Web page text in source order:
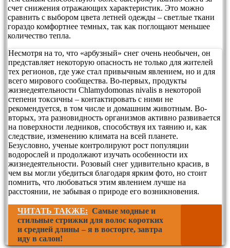
счет снижения отражающих характеристик. Это можно
сравнить с выбором цвета летней одежды – светлые ткани
гораздо комфортнее темных, так как поглощают меньшее
количество тепла.
Несмотря на то, что «арбузный» снег очень необычен, он
представляет некоторую опасность не только для жителей
тех регионов, где уже стал привычным явлением, но и для
всего мирового сообщества. Во-первых, продукты
жизнедеятельности Chlamydomonas nivalis в некоторой
степени токсичны – контактировать с ними не
рекомендуется, в том числе и домашним животным. Во-
вторых, эта разновидность организмов активно развивается
на поверхности ледников, способствуя их таянию и, как
следствие, изменению климата на всей планете.
Безусловно, ученые контролируют рост популяции
водорослей и продолжают изучать особенности их
жизнедеятельности. Розовый снег удивительно красив, в
чем вы могли убедиться благодаря ярким фото, но стоит
помнить, что любоваться этим явлением лучше на
расстоянии, не забывая о природе его возникновения.
ЧИТАТЬ ТАКЖЕ: Самые модные и
стильные стрижки для волос коротких
и средней длины – я в восторге, завтра
иду в салон!